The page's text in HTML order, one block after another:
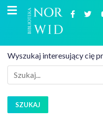
Wyszukaj interesujący cię
SZUKAJ